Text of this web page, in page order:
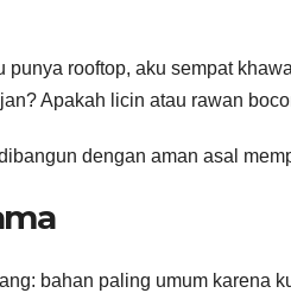
punya rooftop, aku sempat
Apakah licin atau rawan
dengan aman asal
bahan paling umum karena